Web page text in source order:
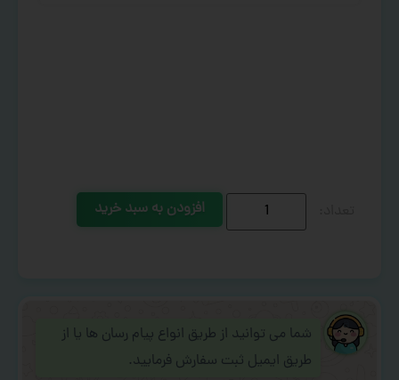
افزودن به سبد خرید
شما می توانید از طریق انواع پیام رسان ها یا از
طریق ایمیل ثبت سفارش فرمایید.